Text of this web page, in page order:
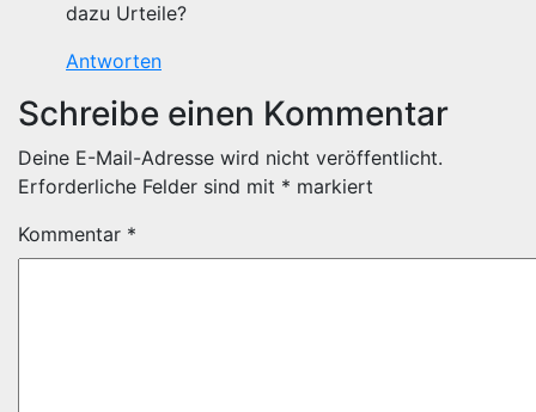
dazu Urteile?
Antworten
Schreibe einen Kommentar
Deine E-Mail-Adresse wird nicht veröffentlicht.
Erforderliche Felder sind mit * markiert
Kommentar *